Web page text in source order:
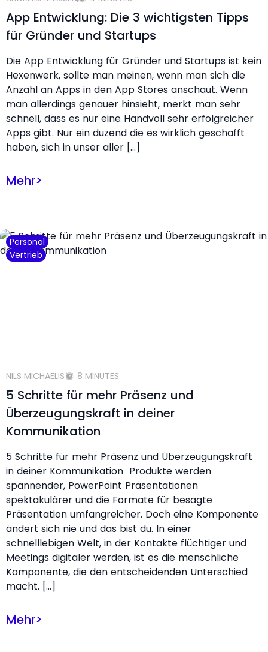
App Entwicklung: Die 3 wichtigsten Tipps
für Gründer und Startups
Die App Entwicklung für Gründer und Startups ist kein
Hexenwerk, sollte man meinen, wenn man sich die
Anzahl an Apps in den App Stores anschaut. Wenn
man allerdings genauer hinsieht, merkt man sehr
schnell, dass es nur eine Handvoll sehr erfolgreicher
Apps gibt. Nur ein duzend die es wirklich geschafft
haben, sich in unser aller […]
Mehr>
Personal
Vertrieb
NILS MICHAELIS 8 MINUTES
5 Schritte für mehr Präsenz und
Überzeugungskraft in deiner
Kommunikation
5 Schritte für mehr Präsenz und Überzeugungskraft
in deiner Kommunikation Produkte werden
spannender, PowerPoint Präsentationen
spektakulärer und die Formate für besagte
Präsentation umfangreicher. Doch eine Komponente
ändert sich nie und das bist du. In einer
schnelllebigen Welt, in der Kontakte flüchtiger und
Meetings digitaler werden, ist es die menschliche
Komponente, die den entscheidenden Unterschied
macht. […]
Mehr>